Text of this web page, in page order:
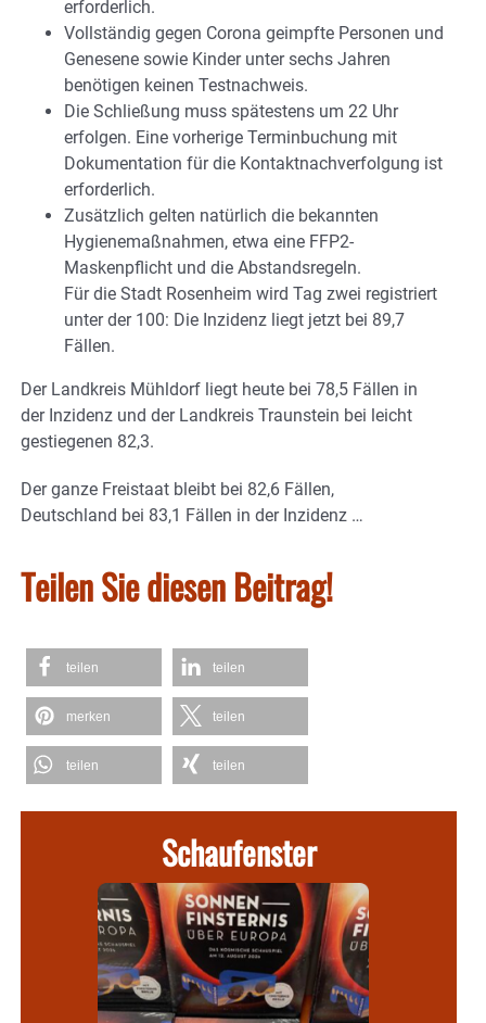
erforderlich.
Vollständig gegen Corona geimpfte Personen und
Genesene sowie Kinder unter sechs Jahren
benötigen keinen Testnachweis.
Die Schließung muss spätestens um 22 Uhr
erfolgen. Eine vorherige Terminbuchung mit
Dokumentation für die Kontaktnachverfolgung ist
erforderlich.
Zusätzlich gelten natürlich die bekannten
Hygienemaßnahmen, etwa eine FFP2-
Maskenpflicht und die Abstandsregeln.
Für die Stadt Rosenheim wird Tag zwei registriert
unter der 100: Die Inzidenz liegt jetzt bei 89,7
Fällen.
Der Landkreis Mühldorf liegt heute bei 78,5 Fällen in
der Inzidenz und der Landkreis Traunstein bei leicht
gestiegenen 82,3.
Der ganze Freistaat bleibt bei 82,6 Fällen,
Deutschland bei 83,1 Fällen in der Inzidenz …
Teilen Sie diesen Beitrag!
teilen teilen
merken teilen
teilen teilen
Schaufenster